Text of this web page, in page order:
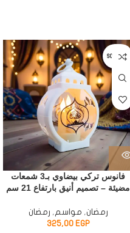
SOLD OUT
فانوس تركي بيضاوي بـ3 شمعات
مضيئة – تصميم أنيق بارتفاع 21 سم
رمضان, مواسم, رمضان
325,00 EGP